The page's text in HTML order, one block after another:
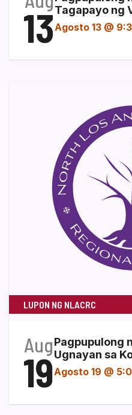
13Tagapayo ng
Agosto 13 @
LUPON NG NLACRC
Aug
19
Pagpupulong
Ugnayan sa
Agosto 19 @